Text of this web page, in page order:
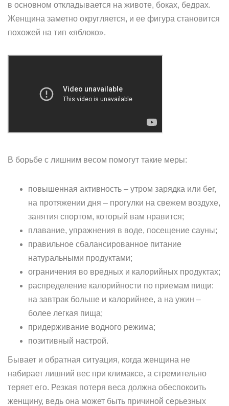
в основном откладывается на животе, боках, бедрах.
Женщина заметно округляется, и ее фигура становится
похожей на тип «яблоко».
В борьбе с лишним весом помогут такие меры:
повышенная активность – утром зарядка или бег,
на протяжении дня – прогулки на свежем воздухе,
занятия спортом, который вам нравится;
плавание, упражнения в воде, посещение сауны;
правильное сбалансированное питание
натуральными продуктами;
ограничения во вредных и калорийных продуктах;
распределение калорийности по приемам пищи:
на завтрак больше и калорийнее, а на ужин –
более легкая пища;
придерживание водного режима;
позитивный настрой.
Бывает и обратная ситуация, когда женщина не
набирает лишний вес при климаксе, а стремительно
теряет его. Резкая потеря веса должна обеспокоить
женщину, ведь она может быть причиной серьезных